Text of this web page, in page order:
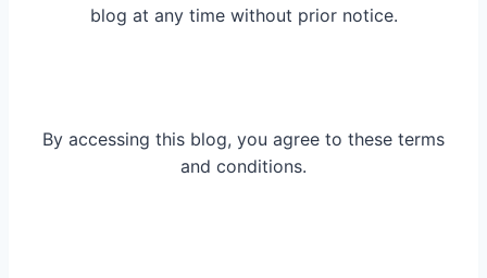
blog at any time without prior notice.
By accessing this blog, you agree to these terms
and conditions.